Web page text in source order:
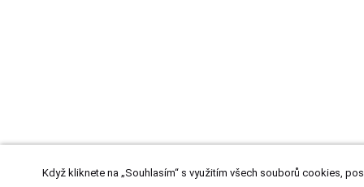
Když kliknete na „Souhlasím“ s využitím všech souborů cookies,